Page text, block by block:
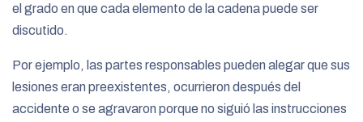
el grado en que cada elemento de la cadena puede ser
discutido.
Por ejemplo, las partes responsables pueden alegar que sus
lesiones eran preexistentes, ocurrieron después del
accidente o se agravaron porque no siguió las instrucciones